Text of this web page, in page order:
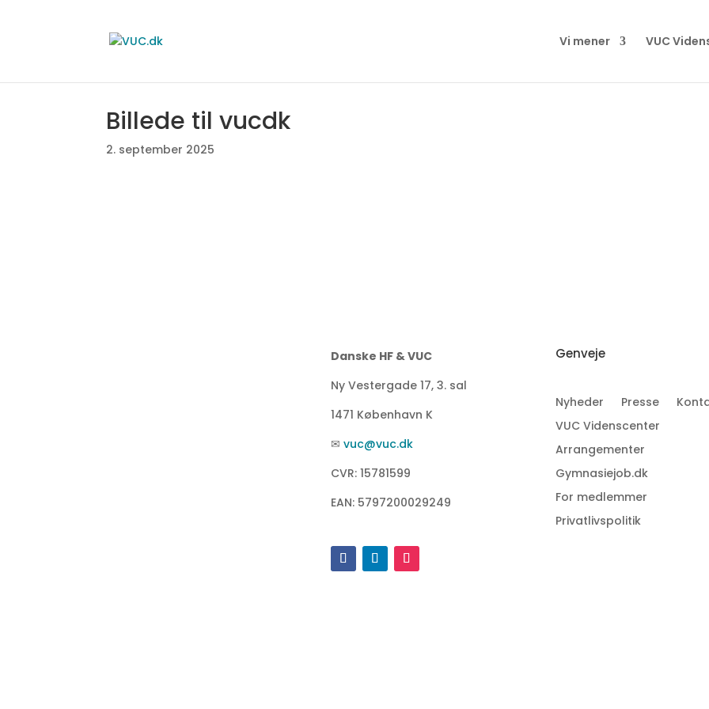
Vi mener VUC
Billede til vucdk
2. september 2025
Danske HF & VUC
Ny Vestergade 17, 3. sal
1471 København K
✉ vuc@vuc.dk
CVR: 15781599
EAN: 5797200029249
Genveje
Nyheder Presse
VUC Videnscenter
Arrangementer
Gymnasiejob.dk
For medlemmer
Privatlivspolitik